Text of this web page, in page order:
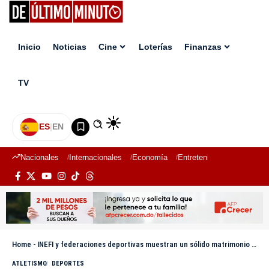
Inicio Noticias Cine Loterías Finanzas
TV
ES|EN
Nacionales Internacionales Economía Entretenimiento
Home - INEFI y federaciones deportivas muestran un sólido matrimonio rumbo a los Juegos Escolares Deportivos Nacionales 2025
ATLETISMO DEPORTES